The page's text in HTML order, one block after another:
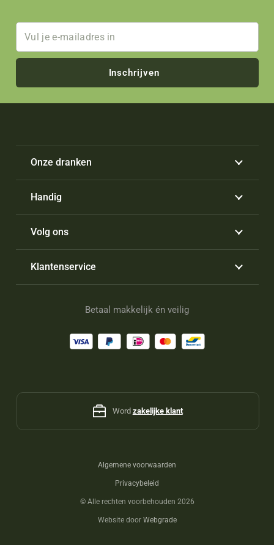
Inschrijven
Onze dranken
Handig
Volg ons
Klantenservice
Betaal makkelijk én veilig
Word zakelijke klant
Algemene voorwaarden
Privacybeleid
© Alle rechten voorbehouden 2026
Website door Webgrade